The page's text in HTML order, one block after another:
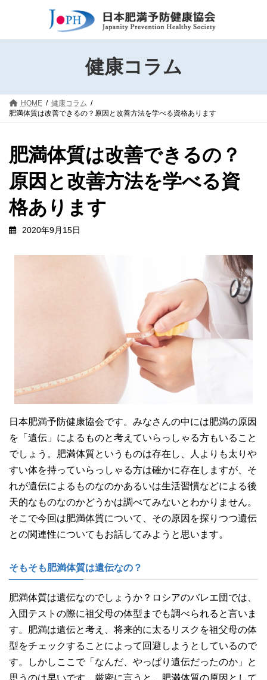
ン
キ
ー
に
健康コラム
HOME
健康コラム
肥満体質は改善できるの？原因と改善方法を学べる資格あります
肥満体質は改善できるの？
原因と改善方法を学べる資
格あります
2020年9月15日
日本肥満予防健康協会です。みなさんの中には肥満の原因
を「遺伝」によるものと考えていらっしゃる方もいること
でしょう。肥満体質というものは存在し、人よりも太りや
すい体を持っていらっしゃる方は確かに存在しますが、そ
れが遺伝によるものなのかあるいは生活習慣などによる後
天的なものなのかどうかは調べてみないとわかりません。
そこで今回は肥満体質について、その原因を探りつつ遺伝
との関連性についてもお話してみようと思います。
そもそも肥満体質は遺伝なの？
肥満体質は遺伝なのでしょうか？ロシアのバレエ団では、
入団テストの際に祖父母の体型までも調べられると言いま
す。肥満は遺伝と考え、将来的に太るリスクを祖父母の体
型をチェックすることによって回避しようとしているので
す。しかしここで「なんだ、やっぱり遺伝だったのか」と
思うのは早いです。厳密に言うと、肥満体質の原因として